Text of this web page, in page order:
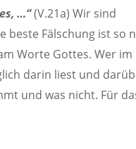
…“(V.21a) Wir sind
beste Fälschung ist so
Worte Gottes. Wer im
darin liest und
und was nicht. Für